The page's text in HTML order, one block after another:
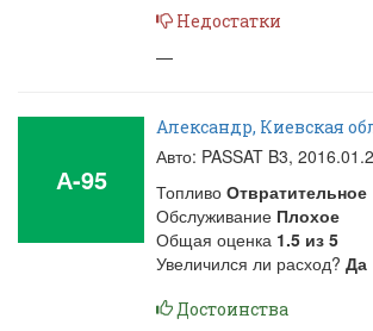
Недостатки
—
А-95
Александр, Киевская
Авто: PASSAT B3,
Топливо Отвратительное
Обслуживание Плохое
Общая оценка 1.5 из 5
Увеличился ли расход? Да
Достоинства